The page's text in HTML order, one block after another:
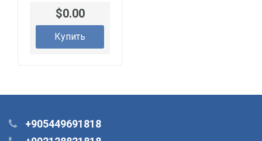
$0.00
Купить
+905449691818